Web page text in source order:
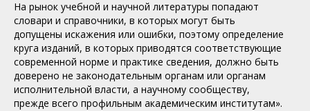
На рынок учебной и научной литературы попадают
словари и справочники, в которых могут быть
допущены искажения или ошибки, поэтому определение
круга изданий, в которых приводятся соответствующие
современной норме и практике сведения, должно быть
доверено не законодательным органам или органам
исполнительной власти, а научному сообществу,
прежде всего профильным академическим институтам».